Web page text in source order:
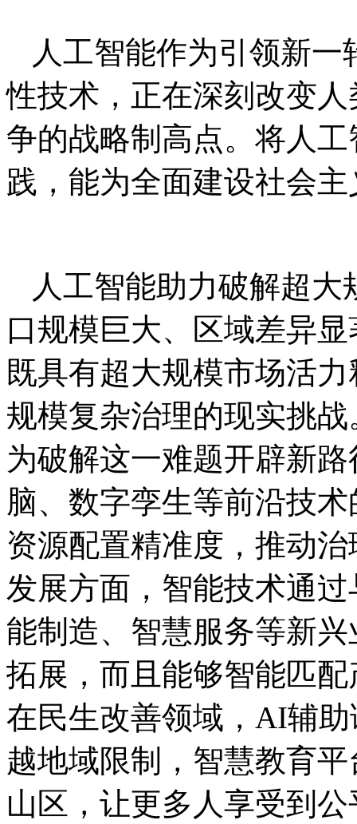
人工智能作为引领新
性技术，正在深刻改变
争的战略制高点。将人
践，能为全面建设社会
人工智能助力破解超
口规模巨大、区域差异
既具有超大规模市场活
规模复杂治理的现实挑
为破解这一难题开辟新
脑、数字孪生等前沿技
资源配置精准度，推动
发展方面，智能技术通
能制造、智慧服务等新
拓展，而且能够智能匹
在民生改善领域，AI辅
越地域限制，智慧教育
山区，让更多人享受到